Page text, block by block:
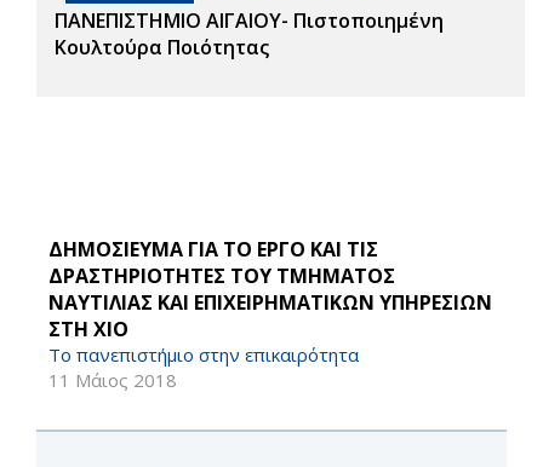
ΠΑΝΕΠΙΣΤΗΜΙΟ ΑΙΓΑΙΟΥ- Πιστοποιημένη
Κουλτούρα Ποιότητας
ΔΗΜΟΣΙΕΥΜΑ ΓΙΑ ΤΟ ΕΡΓΟ ΚΑΙ ΤΙΣ
ΔΡΑΣΤΗΡΙΟΤΗΤΕΣ ΤΟΥ ΤΜΗΜΑΤΟΣ
ΝΑΥΤΙΛΙΑΣ ΚΑΙ ΕΠΙΧΕΙΡΗΜΑΤΙΚΩΝ ΥΠΗΡΕΣΙΩΝ
ΣΤΗ ΧΙΟ
Το πανεπιστήμιο στην επικαιρότητα
11 Μάιος 2018